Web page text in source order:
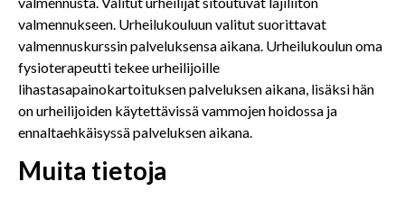
valmennukseen. Urheilukouluun valitut suorittavat
valmennuskurssin palveluksensa aikana. Urheilukoulun oma
fysioterapeutti tekee urheilijoille
lihastasapainokartoituksen palveluksen aikana, lisäksi hän
on urheilijoiden käytettävissä vammojen hoidossa ja
ennaltaehkäisyssä palveluksen aikana.
Muita tietoja